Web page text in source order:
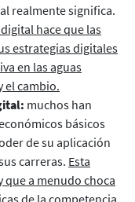
realmente significa.
hace que las
estrategias digitales
en las aguas
el cambio.
muchos han
básicos
de su aplicación
carreras. Esta
a menudo choca
de la competencia